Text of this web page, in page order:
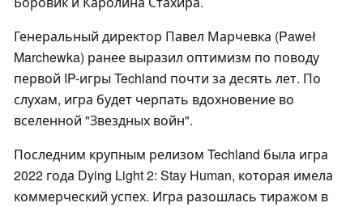
Генеральный директор Павел Марчевка (Paweł
Marchewka) ранее выразил оптимизм по поводу
первой IP-игры Techland почти за десять лет. По
слухам, игра будет черпать вдохновение во
вселенной "Звездных войн".
Последним крупным релизом Techland была игра
2022 года Dying Light 2: Stay Human, которая имела
коммерческий успех. Игра разошлась тиражом в